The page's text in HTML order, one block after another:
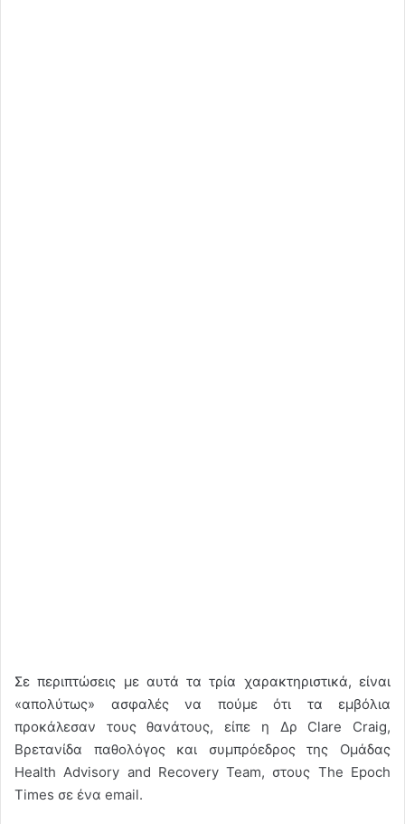
Σε περιπτώσεις με αυτά τα τρία χαρακτηριστικά, είναι
«απολύτως» ασφαλές να πούμε ότι τα εμβόλια
προκάλεσαν τους θανάτους, είπε η Δρ Clare Craig,
Βρετανίδα παθολόγος και συμπρόεδρος της Ομάδας
Health Advisory and Recovery Team, στους The Epoch
Times σε ένα email.